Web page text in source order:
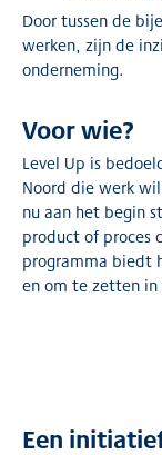
Door tussen de
werken, zijn de
onderneming.
Voor wie?
Level Up is
Noord die werk
nu aan het begin
product of proces
programma biedt
en om te zetten
Een